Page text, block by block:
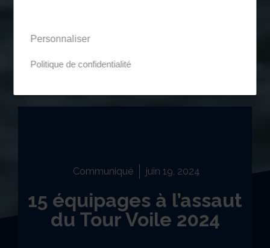
Communiqué juin 19, 2024
15 équipages à l’assaut
du Tour Voile 2024
Personnaliser
Politique de confidentialité